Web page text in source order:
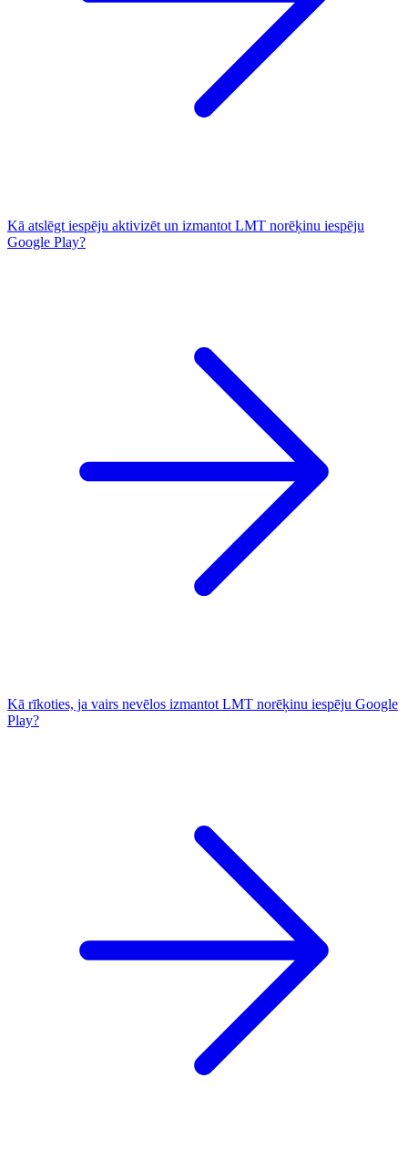
Kā atslēgt iespēju aktivizēt un izmantot LMT norēķinu iespēju
Google Play?
Kā rīkoties, ja vairs nevēlos izmantot LMT norēķinu iespēju Google
Play?